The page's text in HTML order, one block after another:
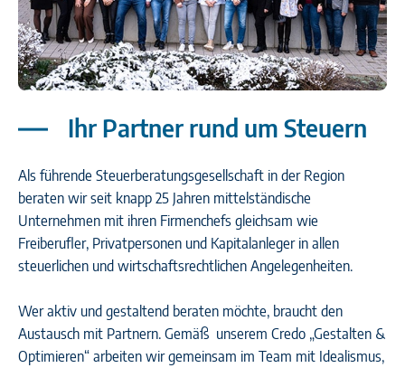
Ihr Partner rund um Steuern
Als führende Steuerberatungsgesellschaft in der Region
beraten wir seit knapp 25 Jahren mittelständische
Unternehmen mit ihren Firmenchefs gleichsam wie
Freiberufler, Privatpersonen und Kapitalanleger in allen
steuerlichen und wirtschaftsrechtlichen Angelegenheiten.
Wer aktiv und gestaltend beraten möchte, braucht den
Austausch mit Partnern. Gemäß unserem Credo „Gestalten &
Optimieren“ arbeiten wir gemeinsam im Team mit Idealismus,